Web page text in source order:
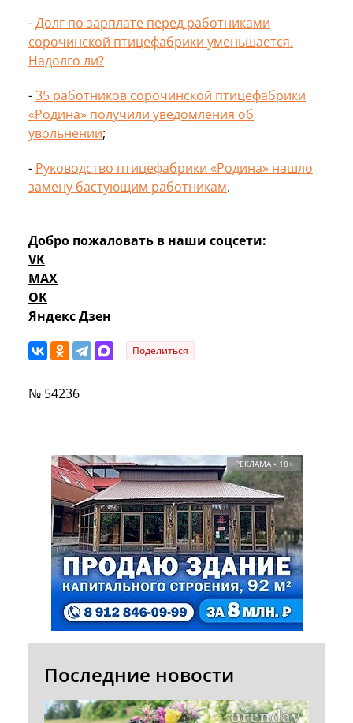
-Долг по зарплате перед работниками
сорочинской птицефабрики уменьшается.
Надолго ли?
-35 работников сорочинской птицефабрики
«Родина» получили уведомления об
увольнении;
- Руководство птицефабрики «Родина» нашло
замену бастующим работникам.
Добро пожаловать в наши соцсети:
VK
MAX
OK
Яндекс Дзен
Поделиться
№ 54236
РЕКЛАМА • 18+
Последние новости